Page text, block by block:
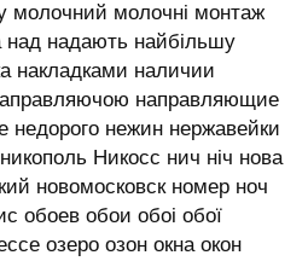
молочний молочні монтаж
над надають найбільшу
накладками наличии
направляющие
недорого нежин нержавейки
Никосс нич ніч нова
новомосковск номер ноч
обоев обои обоі обої
озеро озон окна окон